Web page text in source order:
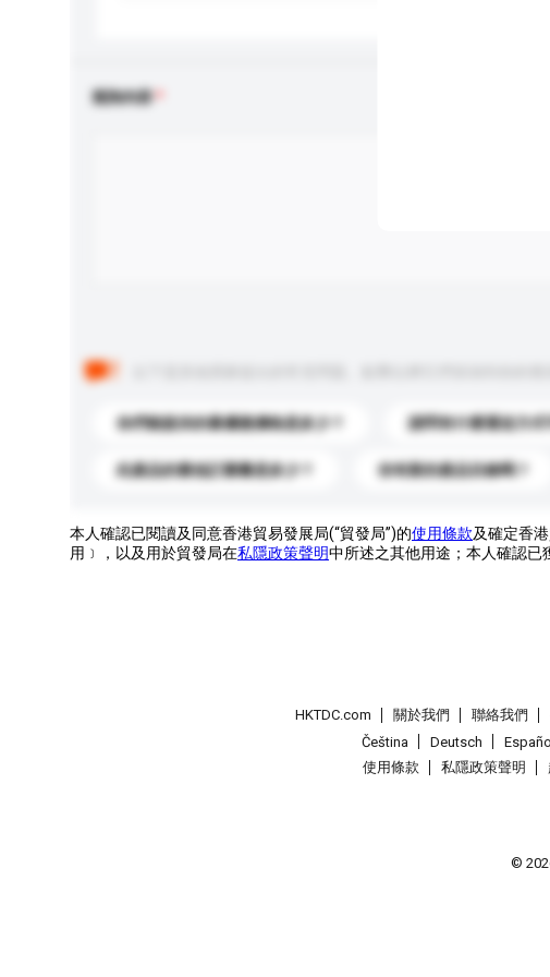
查詢內容
你們能提供的最優惠價格是多少？ 請問有什麼運送方式
此產品的最低訂購量是多少？ 你有新的產品目錄嗎？
本人確認已閱讀及同意香港貿易發展局(“貿發局”)的使用條款及確定香
用﹞，以及用於貿發局在私隱政策聲明中所述之其他用途；本人確認已
HKTDC.com 關於我們 聯絡我們
Čeština
Deutsch
使用條款
私隱政策聲明
©